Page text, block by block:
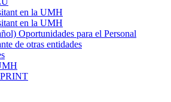
en la UMH
en la UMH
Oportunidades para el Personal
de otras entidades